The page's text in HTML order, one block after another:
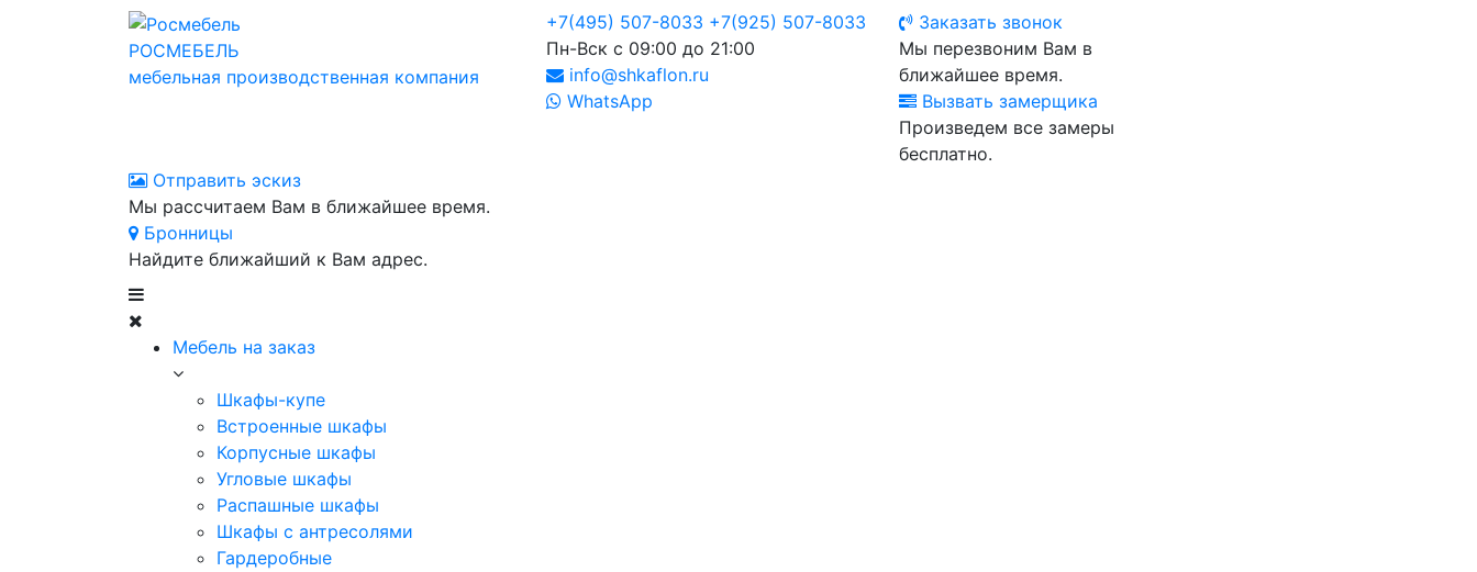
РОСМЕБЕЛЬ
мебельная производственная компания
+7(495) 507-8033 +7(925) 507-8033
Пн-Вск с 09:00 до 21:00
info@shkaflon.ru
WhatsApp
Заказать звонок
Мы перезвоним Вам в
ближайшее время.
Вызвать замерщика
Произведем все замеры
бесплатно.
Отправить эскиз
Мы рассчитаем Вам в ближайшее время.
Бронницы
Найдите ближайший к Вам адрес.
Мебель на заказ
Шкафы-купе
Встроенные шкафы
Корпусные шкафы
Угловые шкафы
Распашные шкафы
Шкафы с антресолями
Гардеробные